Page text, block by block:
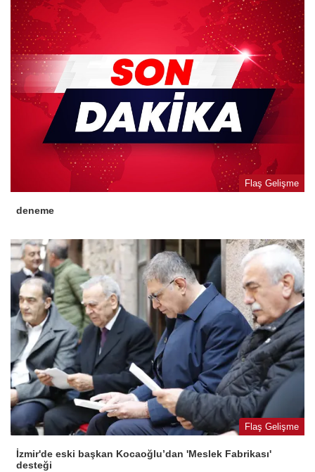
Flaş Gelişme
deneme
Flaş Gelişme
İzmir'de eski başkan Kocaoğlu’dan 'Meslek Fabrikası'
desteği